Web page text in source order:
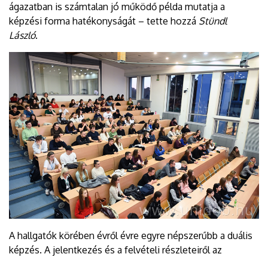
ágazatban is számtalan jó működő példa mutatja a
képzési forma hatékonyságát – tette hozzá Stündl
László.
A hallgatók körében évről évre egyre népszerűbb a duális
képzés. A jelentkezés és a felvételi részleteiről az